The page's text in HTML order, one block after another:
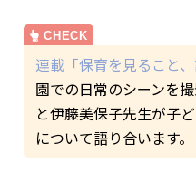
連載「保育を見ること、
園での日常のシーンを
と伊藤美保子先生が子
について語り合います。